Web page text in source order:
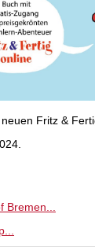
Fritz &